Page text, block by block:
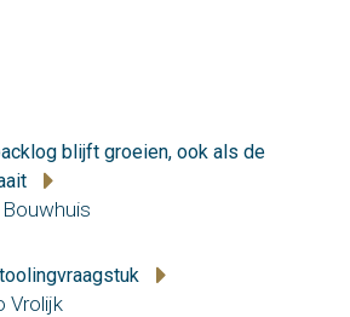
blijft groeien, ook als de
Bouwhuis
Vrolijk